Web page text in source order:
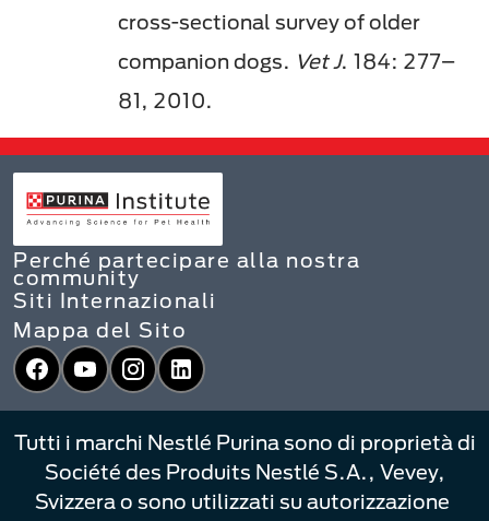
cross-sectional survey of older
companion dogs. Vet J. 184: 277–
81, 2010.
Perché partecipare alla nostra
community
Siti Internazionali
Mappa del Sito
Facebook
YouTubeInstagram
LinkedIn
Tutti i marchi Nestlé Purina sono di proprietà di
Société des Produits Nestlé S.A., Vevey,
Svizzera o sono utilizzati su autorizzazione